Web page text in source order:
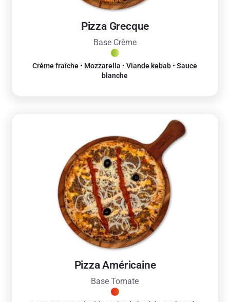
Pizza Grecque
Base Crème
Crème fraîche • Mozzarella • Viande kebab • Sauce
blanche
Pizza Américaine
Base Tomate